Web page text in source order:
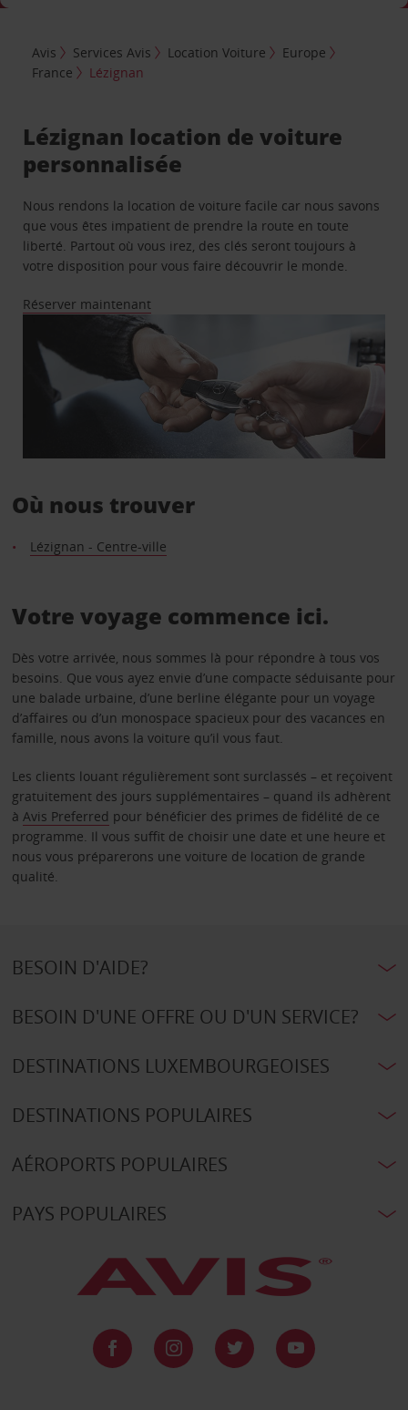
Avis Services Avis Location Voiture
Europe
France
Lézignan
Lézignan location de voiture
personnalisée
Nous rendons la location de voiture facile car nous savons
que vous êtes impatient de prendre la route en toute
liberté. Partout où vous irez, des clés seront toujours à
votre disposition pour vous faire découvrir le monde.
Réserver maintenant
Où nous trouver
Lézignan - Centre-ville
Votre voyage commence ici.
Dès votre arrivée, nous sommes là pour répondre à tous vos
besoins. Que vous ayez envie d’une compacte séduisante pour
une balade urbaine, d’une berline élégante pour un voyage
d’affaires ou d’un monospace spacieux pour des vacances en
famille, nous avons la voiture qu’il vous faut.
Les clients louant régulièrement sont surclassés – et reçoivent
gratuitement des jours supplémentaires – quand ils adhèrent
à Avis Preferred pour bénéficier des primes de fidélité de ce
programme. Il vous suffit de choisir une date et une heure et
nous vous préparerons une voiture de location de grande
qualité.
BESOIN D'AIDE?
BESOIN D'UNE OFFRE OU D'UN SERVICE?
DESTINATIONS LUXEMBOURGEOISES
DESTINATIONS POPULAIRES
AÉROPORTS POPULAIRES
PAYS POPULAIRES